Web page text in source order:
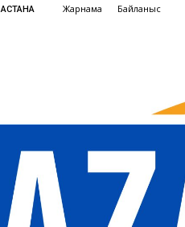
АСТАНА Жарнама Байланыс